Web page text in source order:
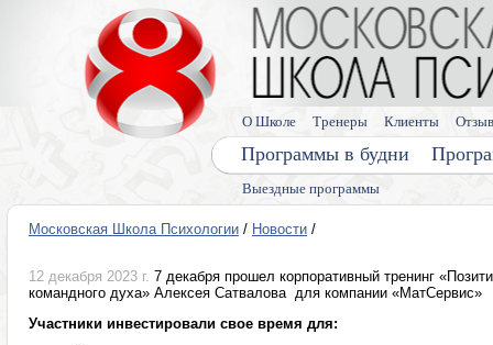
Выездные программы
Программы в будни
О Школе Тренеры Клиенты
Московская Школа Психологии / Новости /
12 декабря 2023 г. 7 декабря прошел корпоративный тренинг
командного духа» Алексея Сатвалова для компании «МатСервис»
Участники инвестировали свое время для: